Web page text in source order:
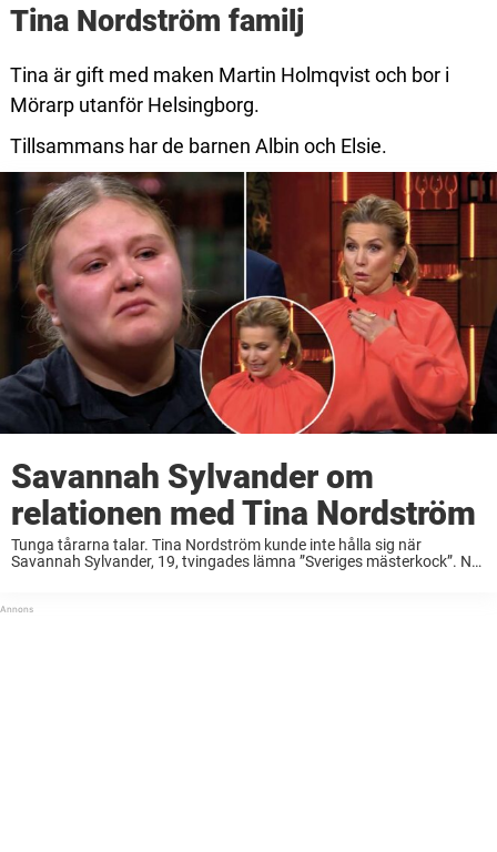
Tina Nordström familj
Tina är gift med maken Martin Holmqvist och bor i
Mörarp utanför Helsingborg.
Tillsammans har de barnen Albin och Elsie.
Savannah Sylvander om
relationen med Tina Nordström
Tunga tårarna talar. Tina Nordström kunde inte hålla sig när
Savannah Sylvander, 19, tvingades lämna ”Sveriges mästerkock”. Nu